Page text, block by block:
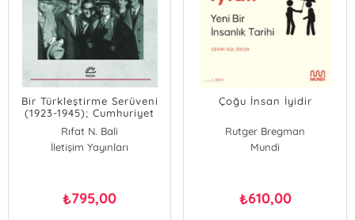
Bir Türkleştirme Serüveni
(1923-1945); Cumhuriyet
Yıllarında Türkiye
Yahudileri
Rıfat N. Bali
İletişim Yayınları
₺795,00
Çoğu İnsan İyidir
Rutger Bregman
Mundi
₺610,00